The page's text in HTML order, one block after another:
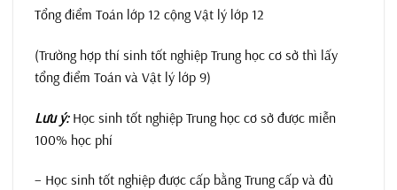
Tổng điểm Toán lớp 12 cộng Vật lý lớp 12
(Trường hợp thí sinh tốt nghiệp Trung học cơ sở thì lấy
tổng điểm Toán và Vật lý lớp 9)
Lưu ý:Học sinh tốt nghiệp Trung học cơ sở được miễn
100% học phí
– Học sinh tốt nghiệp được cấp bằng Trung cấp và đủ